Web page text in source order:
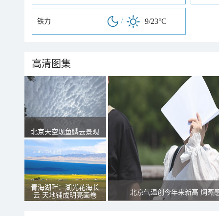
铁力 / 9/23°C
高清图集
北京天空现鱼鳞云景观
青海湖畔：湖光花海长
云 天地铺成明亮画卷
北京气温创今年来新高 焖蒸